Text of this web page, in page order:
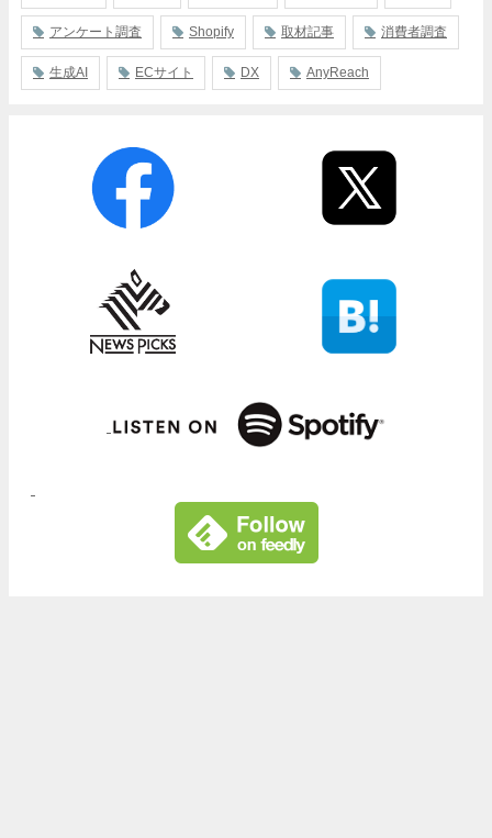
アンケート調査 Shopify 取材記事 消費者調査
生成AI ECサイト DX AnyReach